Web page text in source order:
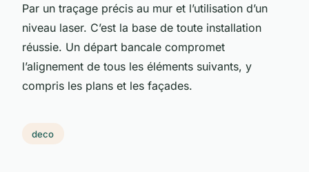
Par un traçage précis au mur et l’utilisation d’un
niveau laser. C’est la base de toute installation
réussie. Un départ bancale compromet
l’alignement de tous les éléments suivants, y
compris les plans et les façades.
deco